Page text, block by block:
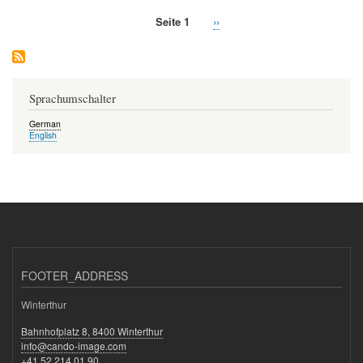
Seite 1
Nächste
››
Sprachumschalter
German
English
FOOTER_ADDRESS
Winterthur
Bahnhofplatz 8, 8400 Winterthur
info@cando-image.com
+41 52 214 01 90